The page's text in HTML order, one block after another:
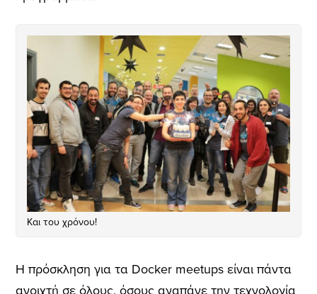
Και του χρόνου!
Η πρόσκληση για τα Docker meetups είναι πάντα
ανοιχτή σε όλους, όσους αγαπάνε την τεχνολογία